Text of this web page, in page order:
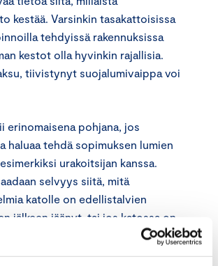
kestää. Varsinkin tasakattoisissa
tehdyissä rakennuksissa
kestot olla hyvinkin rajallisia.
tiivistynyt suojalumivaippa voi
erinomaisena pohjana, jos
haluaa tehdä sopimuksen lumien
urakoitsijan kanssa.
selvyys siitä, mitä
katolle on edellistalvien
jälkeen jäänyt, tai jos katossa on
vanhoja reikiä”, Harju sanoo.